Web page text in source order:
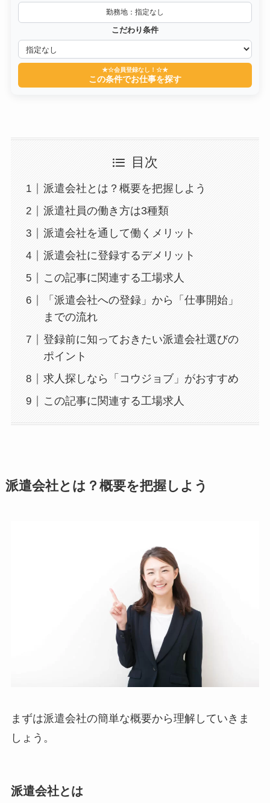
勤務地：指定なし
こだわり条件
★☆会員登録なし！☆★
この条件でお仕事を探す
目次
派遣会社とは？概要を把握しよう
派遣社員の働き方は3種類
派遣会社を通して働くメリット
派遣会社に登録するデメリット
この記事に関連する工場求人
「派遣会社への登録」から「仕事開始」
までの流れ
登録前に知っておきたい派遣会社選びの
ポイント
求人探しなら「コウジョブ」がおすすめ
この記事に関連する工場求人
派遣会社とは？概要を把握しよう
まずは派遣会社の簡単な概要から理解していきま
しょう。
派遣会社とは